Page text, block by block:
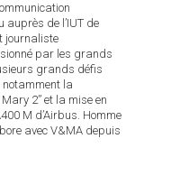
de l’IUT de
journaliste
par les grands
grands défis
la
2” et la mise en
M d’Airbus. Homme
avec V&MA depuis